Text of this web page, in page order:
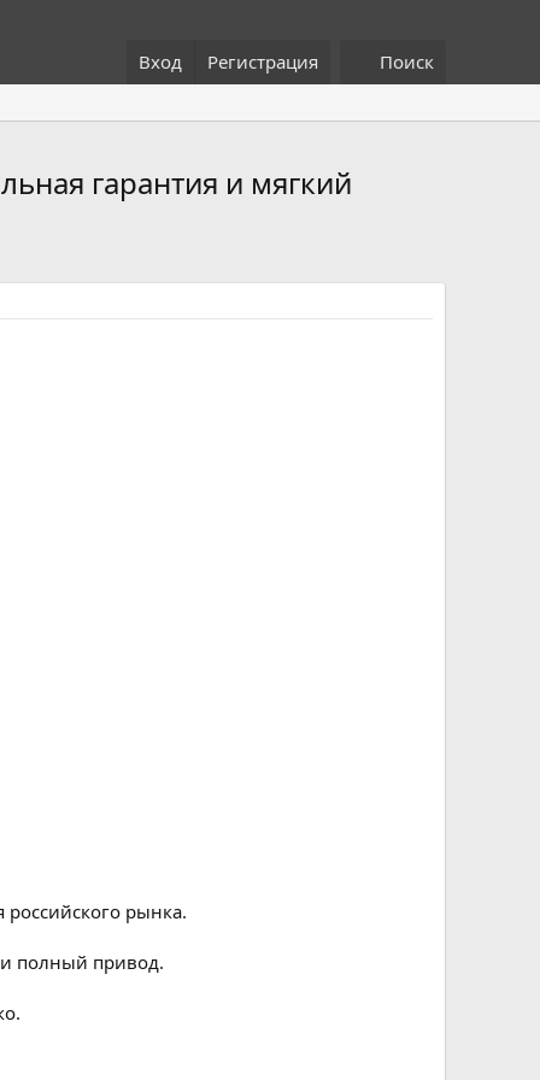
Вход Регистрация Поиск
гарантия и мягкий
рынка.
полный привод.